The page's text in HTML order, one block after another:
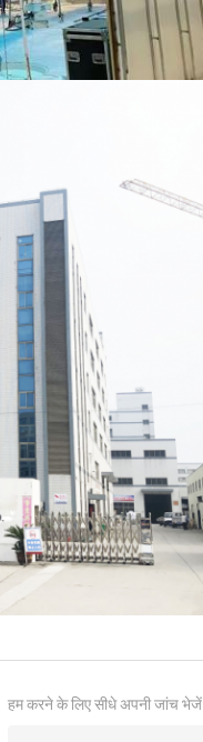
हम करने के लिए सीधे अपनी जांच भेजें